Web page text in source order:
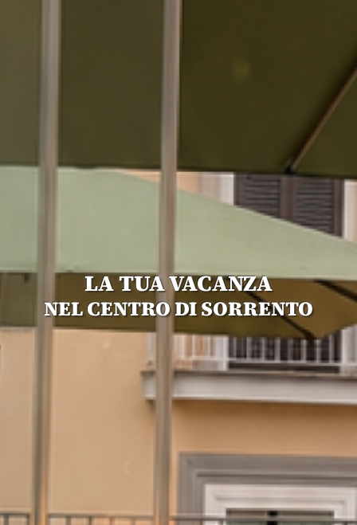
LA TUA VACANZA
NEL CENTRO DI SORRENTO